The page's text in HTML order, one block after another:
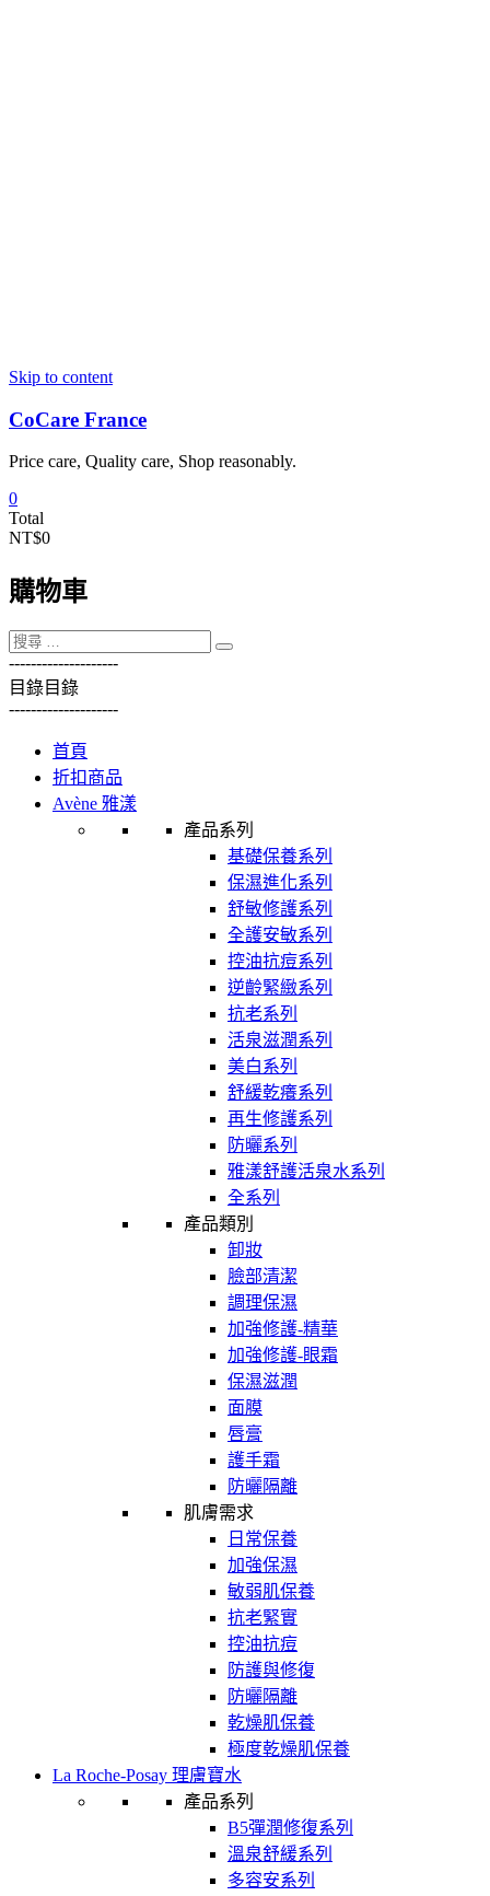
Skip to content
CoCare France
Price care, Quality care, Shop reasonably.
0
Total
NT$0
購物車
--------------------
目錄目錄
--------------------
首頁
折扣商品
Avène 雅漾
產品系列
基礎保養系列
保濕進化系列
舒敏修護系列
全護安敏系列
控油抗痘系列
逆齡緊緻系列
抗老系列
活泉滋潤系列
美白系列
舒緩乾癢系列
再生修護系列
防曬系列
雅漾舒護活泉水系列
全系列
產品類別
卸妝
臉部清潔
調理保濕
加強修護-精華
加強修護-眼霜
保濕滋潤
面膜
唇膏
護手霜
防曬隔離
肌膚需求
日常保養
加強保濕
敏弱肌保養
抗老緊實
控油抗痘
防護與修復
防曬隔離
乾燥肌保養
極度乾燥肌保養
La Roche-Posay 理膚寶水
產品系列
B5彈潤修復系列
溫泉舒緩系列
多容安系列